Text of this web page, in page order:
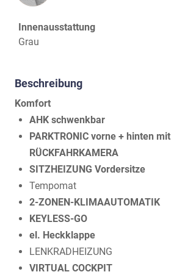
Innenausstattung
Grau
Beschreibung
Komfort
AHK schwenkbar
PARKTRONIC vorne + hinten mit
RÜCKFAHRKAMERA
SITZHEIZUNG Vordersitze
Tempomat
2-ZONEN-KLIMAAUTOMATIK
KEYLESS-GO
el. Heckklappe
LENKRADHEIZUNG
VIRTUAL COCKPIT